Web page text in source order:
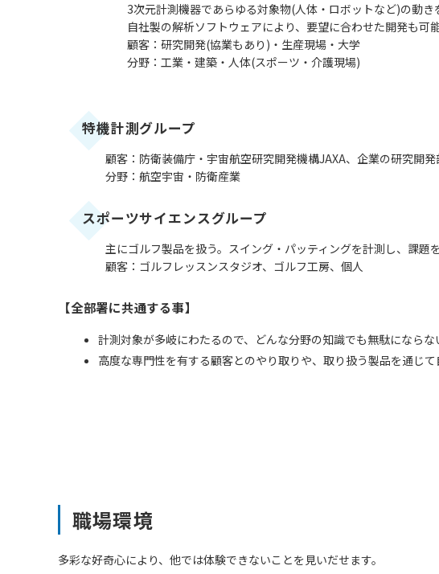
3次元計測機器であらゆる対象物(人体・ロボットなど)の動き
自社製の解析ソフトウェアにより、要望に合わせた開発も可
顧客：研究開発(協業もあり)・生産現場・大学
分野：工業・建築・人体(スポーツ・介護現場)
特機計測グループ
顧客：防衛装備庁・宇宙航空研究開発機構JAXA、企業の研究開
分野：航空宇宙・防衛産業
スポーツサイエンスグループ
主にゴルフ製品を扱う。スイング・パッティングを計測し、課題を
顧客：ゴルフレッスンスタジオ、ゴルフ工房、個人
【全部署に共通する事】
計測対象が多岐にわたるので、どんな分野の知識でも無駄にならな
高度な専門性を有する顧客とのやり取りや、取り扱う製品を通じて
職場環境
多彩な好奇心により、他では体験できないことを見いだせます。